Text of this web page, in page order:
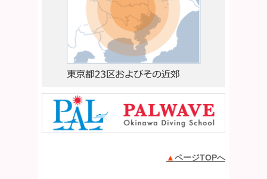
ページTOPへ